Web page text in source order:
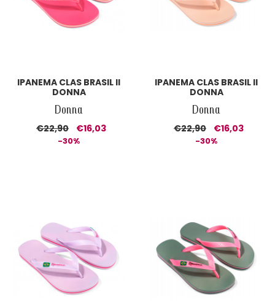
IPANEMA CLAS BRASIL II
DONNA
Donna
€22,90 €16,03
-30%
IPANEMA CLAS BRASIL II
DONNA
Donna
€22,90 €16,03
-30%